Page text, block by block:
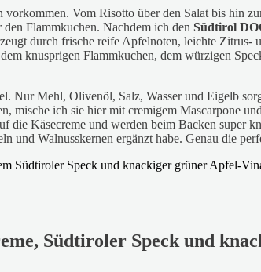
Vom Risotto über den Salat bis hin
Flammkuchen. Nachdem ich den Südtirol
durch frische reife Apfelnoten, leichte Zitrus-
knusprigen Flammkuchen, dem würzigen
Nur Mehl, Olivenöl, Salz, Wasser und Eigelb
mische ich sie hier mit cremigem Mascarpone
Käsecreme und werden beim Backen super
Walnusskernen ergänzt habe. Genau die
Südtiroler Speck und